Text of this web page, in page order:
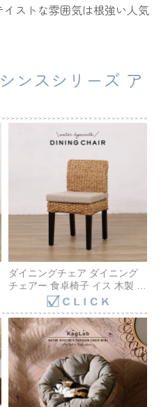
ストな雰囲気は根強い人気
ンスシリーズ ア
ダイニングチェア ダイニング
チェアー 食卓椅子 イス 木製 ウ
ォーターヒヤシンス クッショ
ン アジアン バリ ナチュラル 家
具 リゾート デザイン テイスト
アンティーク風 カフェ レスト
ラン C350AT